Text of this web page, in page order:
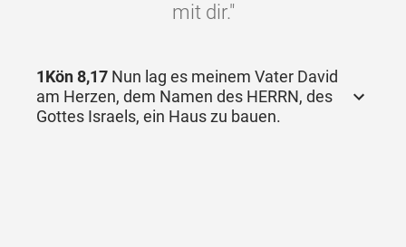
mit dir."
1Kön 8,17 Nun lag es meinem Vater David
am Herzen, dem Namen des HERRN, des
Gottes Israels, ein Haus zu bauen.